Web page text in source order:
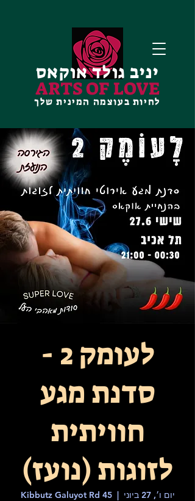
יניב גולד אוקאס
ARTS OF LOVE
לחיות בעוצמה המינית שלך
לעומק 2 -
סדנת מגע
חוויתית
לזוגות (נועז)
יום ו׳, 27 ביוני
  |
Kibbutz Galuyot Rd 45